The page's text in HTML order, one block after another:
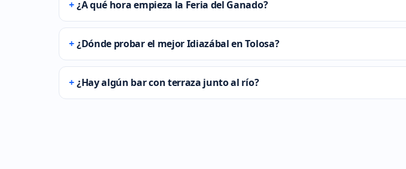
¿A qué hora empieza la Feria del Ganado?
¿Dónde probar el mejor Idiazábal en Tolosa?
¿Hay algún bar con terraza junto al río?